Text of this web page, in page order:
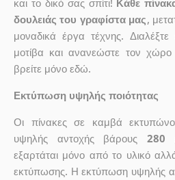
και το δικό σας σπίτι! Κάθε
δουλειάς του γραφίστα μας,
μοναδικά έργα τέχνης.
μοτίβα και ανανεώστε τον
βρείτε μόνο εδώ.
Εκτύπωση υψηλής ποιότητας
Οι πίνακες σε καμβά
υψηλής αντοχής βάρους280
εξαρτάται μόνο από το υλικό
εκτύπωσης. Η εκτύπωση υψηλής